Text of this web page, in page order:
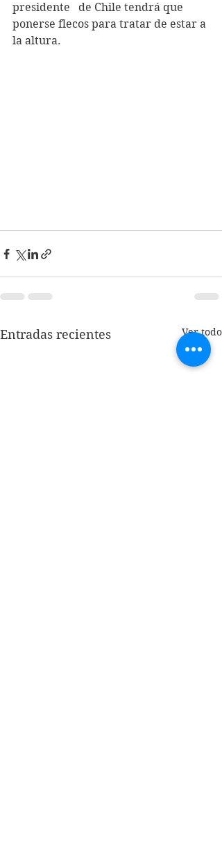
presidente   de Chile tendrá que
ponerse flecos para tratar de estar a
la altura.
Entradas recientes Ver todo